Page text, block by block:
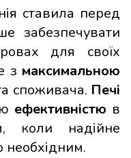
ставила перед
забезпечувати
для своїх
з максимальною
споживача. Печі
ефективністю в
коли надійне
необхідним.